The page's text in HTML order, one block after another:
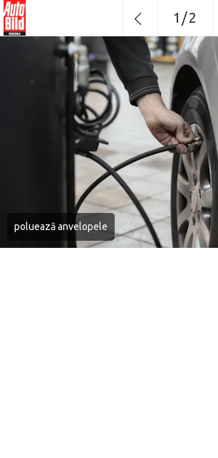
poluează anvelopele
1 /2